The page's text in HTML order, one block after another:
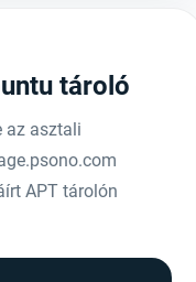
tároló
az asztali
APT tárolón